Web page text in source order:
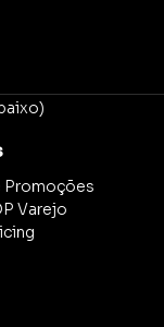
Promoções
Varejo